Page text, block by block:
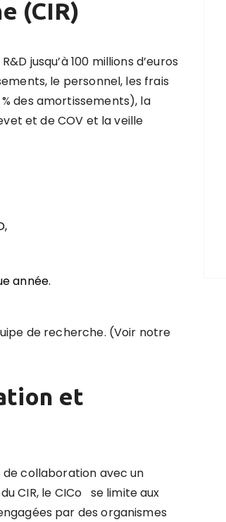
(CIR)
jusqu’à 100 millions d’euros
le personnel, les frais
des amortissements), la
et de COV et la veille
année.
de recherche. (Voir notre
et
de collaboration avec un
CIR, le CICo se limite aux
par des organismes